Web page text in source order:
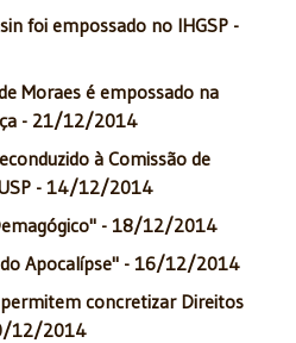
foi empossado no IHGSP -
Moraes é empossado na
- 21/12/2014
à Comissão de
- 14/12/2014
- 18/12/2014
Apocalípse" - 16/12/2014
concretizar Direitos
12/2014